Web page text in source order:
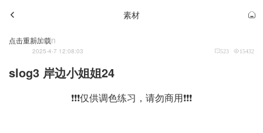
素材
点击重新加载
Admin
2025-4-7 12:08:03 523 15432
slog3 岸边小姐姐24
❗❗❗仅供调色练习，请勿商用❗❗❗